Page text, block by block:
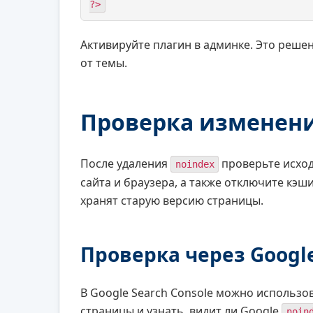
?>
Активируйте плагин в админке. Это
от темы.
Проверка
После удаления noindex
проверьте
сайта и браузера, а также отключите
хранят старую версию страницы.
Проверка через
В Google Search Console можно